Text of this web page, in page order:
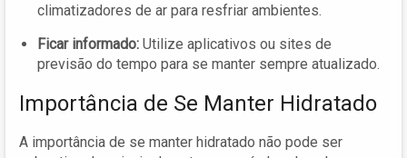
climatizadores de ar para resfriar ambientes.
Ficar informado: Utilize aplicativos ou sites de
previsão do tempo para se manter sempre atualizado.
Importância de Se Manter Hidratado
A importância de se manter hidratado não pode ser